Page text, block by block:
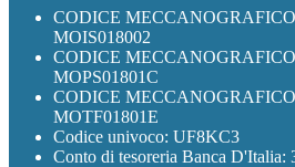
CODICE
MOIS018002
CODICE MECCANOGRAFICO
MOPS01801C
CODICE MECCANOGRAFICO
MOTF01801E
Codice univoco: UF8KC3
Conto di tesoreria Banca D'Italia: